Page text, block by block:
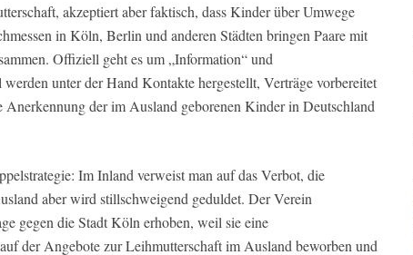
akzeptiert aber faktisch, dass Kinder über Umwege
in Köln, Berlin und anderen Städten bringen Paare mit
Offiziell geht es um „Information“ und
unter der Hand Kontakte hergestellt, Verträge vorbereitet
Anerkennung der im Ausland geborenen Kinder in Deutschland
Im Inland verweist man auf das Verbot, die
aber wird stillschweigend geduldet. Der Verein
gegen die Stadt Köln erhoben, weil sie eine
der Angebote zur Leihmutterschaft im Ausland beworben und